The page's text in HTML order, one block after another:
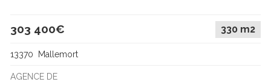
303 400€ 330 m2
13370 Mallemort
AGENCE DE